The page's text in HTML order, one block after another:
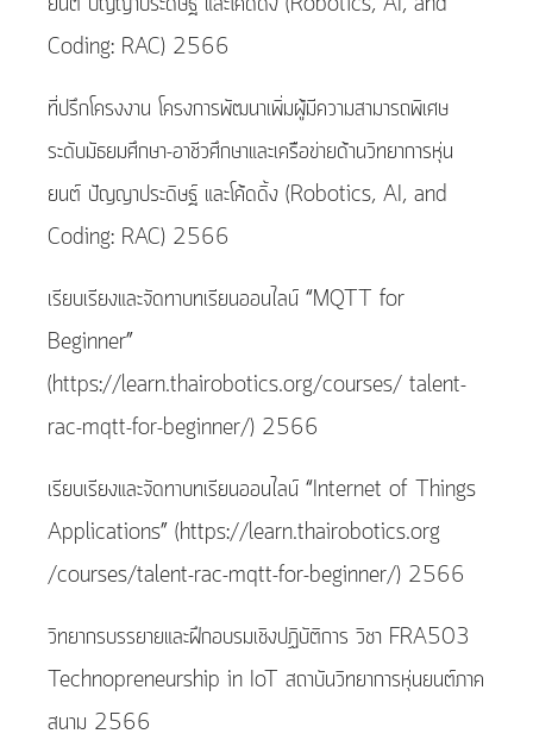
Coding: RAC) 2566
ที่ปรึกโครงงาน โครงการพัฒนาเพิ่มผู้มีความสามารถพิเศษ
ระดับมัธยมศึกษา-อาชีวศึกษาและเครือข่ายด้านวิทยาการหุ่น
ยนต์ ปัญญาประดิษฐ์ และโค้ดดิ้ง (Robotics, AI, and
Coding: RAC) 2566
เรียบเรียงและจัดทาบทเรียนออนไลน์ “MQTT for
Beginner”
(https://learn.thairobotics.org/courses/ talent-
rac-mqtt-for-beginner/) 2566
เรียบเรียงและจัดทาบทเรียนออนไลน์ “Internet of Things
Applications” (https://learn.thairobotics.org
/courses/talent-rac-mqtt-for-beginner/) 2566
วิทยากรบรรยายและฝึกอบรมเชิงปฏิบัติการ วิชา FRA503
Technopreneurship in IoT สถาบันวิทยาการหุ่นยนต์ภาค
สนาม 2566